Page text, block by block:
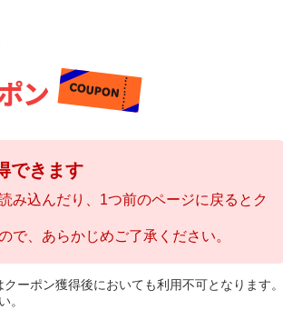
できます
み込んだり、1つ前のページに戻るとク
で、あらかじめご了承ください。
ーポン獲得後においても利用不可となります。
。